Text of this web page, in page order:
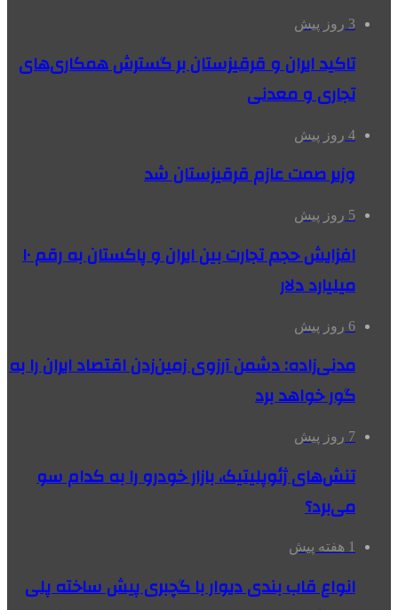
3 روز پیش
تاکید ایران و قرقیزستان بر گسترش همکاری‌های
تجاری و معدنی
4 روز پیش
وزیر صمت عازم قرقیزستان شد
5 روز پیش
افزایش حجم تجارت بین ایران و پاکستان به رقم ۱۰
میلیارد دلار
6 روز پیش
مدنی‌زاده: دشمن آرزوی زمین‌زدن اقتصاد ایران را به
گور خواهد برد
7 روز پیش
تنش‌های ژئوپلیتیک، بازار خودرو را به کدام سو
می‌برد؟
1 هفته پیش
انواع قاب بندی دیوار با گچبری پیش ساخته پلی